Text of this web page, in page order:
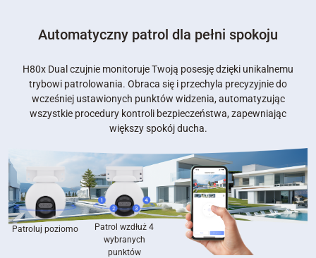
Automatyczny patrol dla pełni spokoju
H80x Dual czujnie monitoruje Twoją posesję dzięki unikalnemu
trybowi patrolowania. Obraca się i przechyla precyzyjnie do
wcześniej ustawionych punktów widzenia, automatyzując
wszystkie procedury kontroli bezpieczeństwa, zapewniając
większy spokój ducha.
Patroluj poziomo
Patrol wzdłuż 4
wybranych
punktów